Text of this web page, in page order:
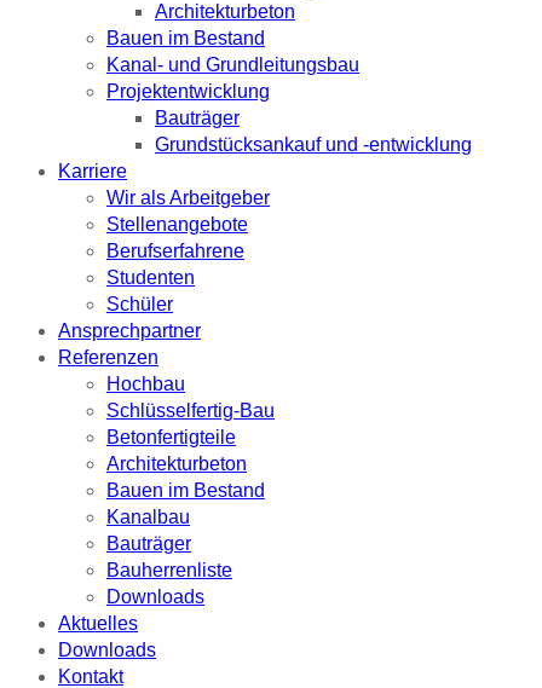
Architekturbeton
Bauen im Bestand
Kanal- und Grundleitungsbau
Projektentwicklung
Bauträger
Grundstücksankauf und -entwicklung
Karriere
Wir als Arbeitgeber
Stellenangebote
Berufserfahrene
Studenten
Schüler
Ansprechpartner
Referenzen
Hochbau
Schlüsselfertig-Bau
Betonfertigteile
Architekturbeton
Bauen im Bestand
Kanalbau
Bauträger
Bauherrenliste
Downloads
Aktuelles
Downloads
Kontakt